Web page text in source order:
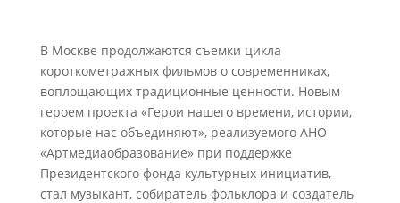
В Москве продолжаются съемки цикла
короткометражных фильмов о современниках,
воплощающих традиционные ценности. Новым
героем проекта «Герои нашего времени, истории,
которые нас объединяют», реализуемого АНО
«Артмедиаобразование» при поддержке
Президентского фонда культурных инициатив,
стал музыкант, собиратель фольклора и создатель